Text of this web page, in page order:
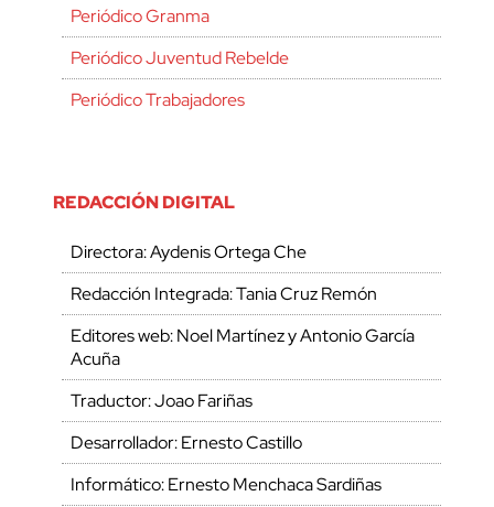
Periódico Granma
Periódico Juventud Rebelde
Periódico Trabajadores
REDACCIÓN DIGITAL
Directora: Aydenis Ortega Che
Redacción Integrada: Tania Cruz Remón
Editores web: Noel Martínez y Antonio García
Acuña
Traductor: Joao Fariñas
Desarrollador: Ernesto Castillo
Informático: Ernesto Menchaca Sardiñas